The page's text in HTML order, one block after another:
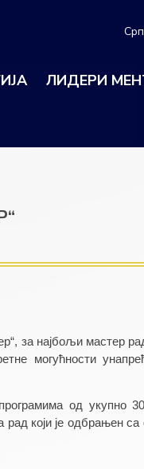
ЛИДЕРИ
за најбољи мастер
могућности
од укупно
који је одбрањен